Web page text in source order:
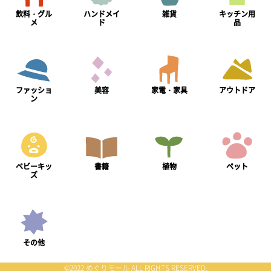
飲料・グル
メ
ハンドメイ
ド
雑貨 キッチン用
品
ファッショ
ン
美容 家電・家具 アウトドア
ベビーキッ
ズ
書籍 植物 ペット
その他
©2022 めぐりモール ALL RIGHTS RESERVED.